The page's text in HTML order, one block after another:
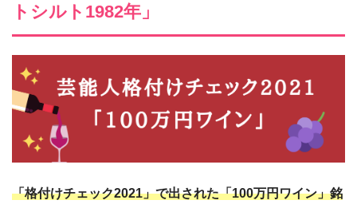
トシルト1982年」
「格付けチェック2021」で出された「100万円ワイン」銘